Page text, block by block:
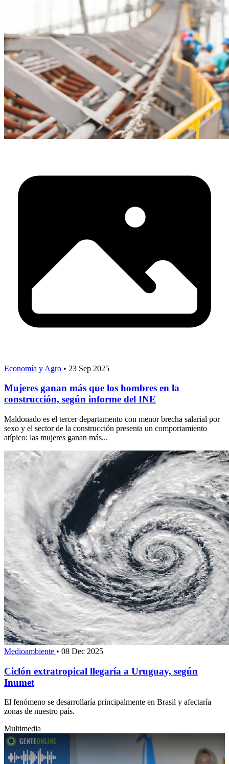
Economía y Agro • 23 Sep 2025
Mujeres ganan más que los hombres en la
construcción, según informe del INE
Maldonado es el tercer departamento con menor brecha salarial por
sexo y el sector de la construcción presenta un comportamiento
atípico: las mujeres ganan más...
Medioambiente • 08 Dec 2025
Ciclón extratropical llegaría a Uruguay, según
Inumet
El fenómeno se desarrollaría principalmente en Brasil y afectaría
zonas de nuestro país.
Multimedia